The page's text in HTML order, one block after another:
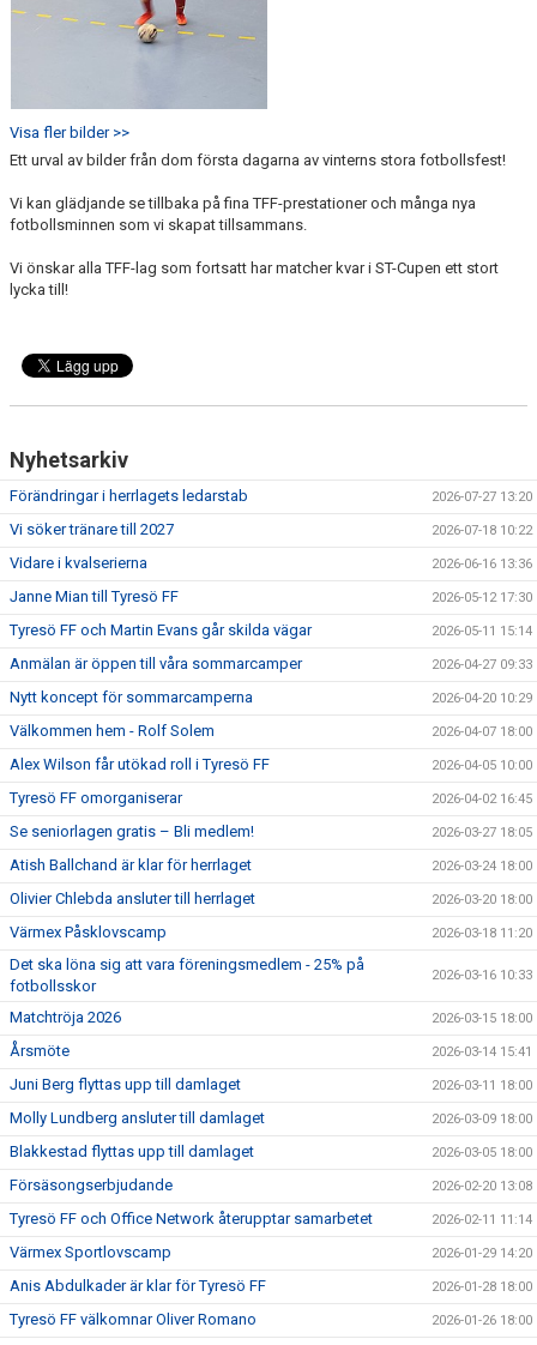
Visa fler bilder >>
Ett urval av bilder från dom första dagarna av vinterns stora fotbollsfest!
Vi kan glädjande se tillbaka på fina TFF-prestationer och många nya
fotbollsminnen som vi skapat tillsammans.
Vi önskar alla TFF-lag som fortsatt har matcher kvar i ST-Cupen ett stort
lycka till!
Nyhetsarkiv
Förändringar i herrlagets ledarstab 2026-07-27 13:20
Vi söker tränare till 2027 2026-07-18 10:22
Vidare i kvalserierna 2026-06-16 13:36
Janne Mian till Tyresö FF 2026-05-12 17:30
Tyresö FF och Martin Evans går skilda vägar 2026-05-11 15:14
Anmälan är öppen till våra sommarcamper 2026-04-27 09:33
Nytt koncept för sommarcamperna 2026-04-20 10:29
Välkommen hem - Rolf Solem 2026-04-07 18:00
Alex Wilson får utökad roll i Tyresö FF 2026-04-05 10:00
Tyresö FF omorganiserar 2026-04-02 16:45
Se seniorlagen gratis – Bli medlem! 2026-03-27 18:05
Atish Ballchand är klar för herrlaget 2026-03-24 18:00
Olivier Chlebda ansluter till herrlaget 2026-03-20 18:00
Värmex Påsklovscamp 2026-03-18 11:20
Det ska löna sig att vara föreningsmedlem - 25% på
fotbollsskor
2026-03-16 10:33
Matchtröja 2026 2026-03-15 18:00
Årsmöte 2026-03-14 15:41
Juni Berg flyttas upp till damlaget 2026-03-11 18:00
Molly Lundberg ansluter till damlaget 2026-03-09 18:00
Blakkestad flyttas upp till damlaget 2026-03-05 18:00
Försäsongserbjudande 2026-02-20 13:08
Tyresö FF och Office Network återupptar samarbetet 2026-02-11 11:14
Värmex Sportlovscamp 2026-01-29 14:20
Anis Abdulkader är klar för Tyresö FF 2026-01-28 18:00
Tyresö FF välkomnar Oliver Romano 2026-01-26 18:00